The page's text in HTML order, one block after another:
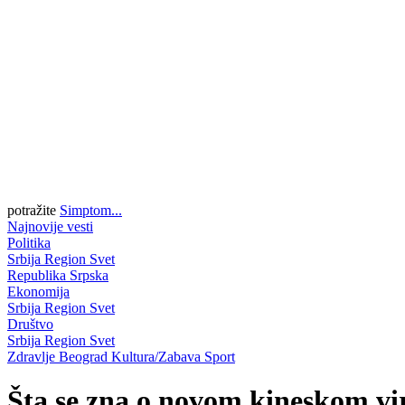
potražite Simptom...
Najnovije vesti
Politika
Srbija Region Svet
Republika Srpska
Ekonomija
Srbija Region Svet
Društvo
Srbija Region Svet
Zdravlje Beograd Kultura/Zabava Sport